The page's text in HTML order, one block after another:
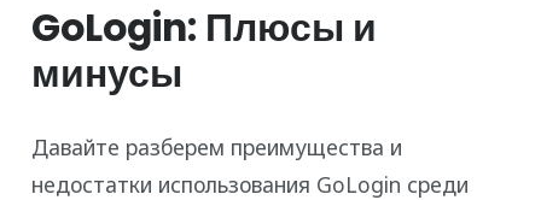
GoLogin: Плюсы и
минусы
Давайте разберем преимущества и
недостатки использования GoLogin среди